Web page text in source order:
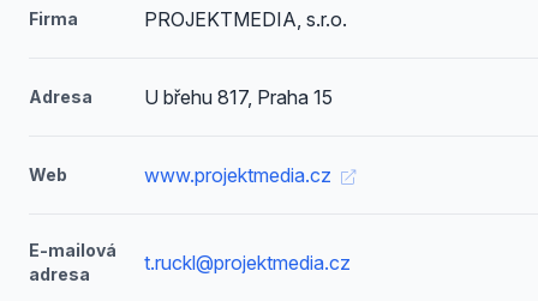
Firma PROJEKTMEDIA, s.r.o.
Adresa U břehu 817, Praha 15
Web www.projektmedia.cz
E-mailová
adresa
t.ruckl@projektmedia.cz